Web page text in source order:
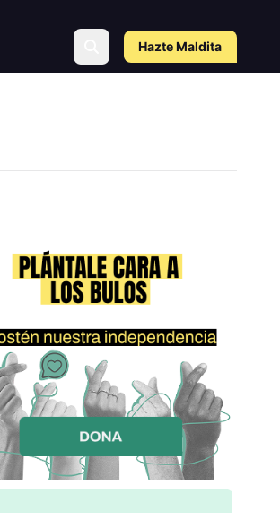
Hazte Maldita